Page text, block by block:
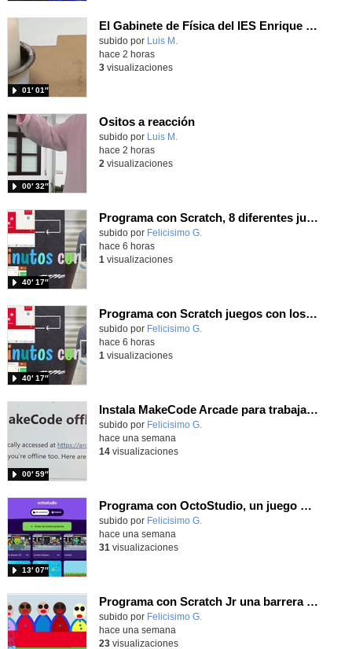
El Gabinete de Física del IES Enrique Tierno Galván de Parla (Curso 25-26)
Contenido educativo.
subido por Luis M.
01′ 01″
hace 2 horas
3visualizaciones
Ositos a reacción
Contenido educativo.
subido por Luis M.
00′ 32″
hace 2 horas
2 visualizaciones
Programa con Scratch, 8 diferentes juegos para vivir la emoción de los partidos de España en el mundial 2026
Contenido educativo.
subido por Felicisimo G.
40′ 17″
hace 6 horas
1 visualizaciones
Programa con Scratch juegos con los partidos del mundial 2026 ganados por España
Contenido educativo.
subido por Felicisimo G.
40′ 17″
hace 6 horas
1 visualizaciones
Instala MakeCode Arcade para trabajar offline en tu tablet, ordenador, Chromebook
Contenido educativo.
subido por Felicisimo G.
00′ 59″
hace una semana
14visualizaciones
Programa con OctoStudio, un juego de disparos contra Zombies con un cargador basado en el House of the dead
Contenido educativo.
subido por Felicisimo G.
13′ 07″
hace una semana
31 visualizaciones
Programa con Scratch Jr una barrera que se desplaza para dar sensación de movimiento
Contenido educativo.
subido por Felicisimo G.
hace una semana
23visualizaciones